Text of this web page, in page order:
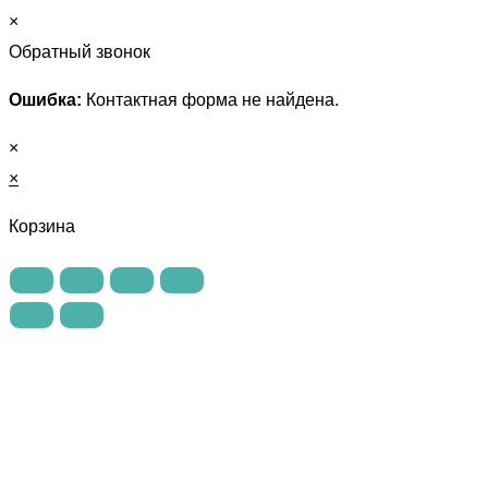
×
Обратный звонок
Ошибка: Контактная форма не найдена.
×
×
Корзина